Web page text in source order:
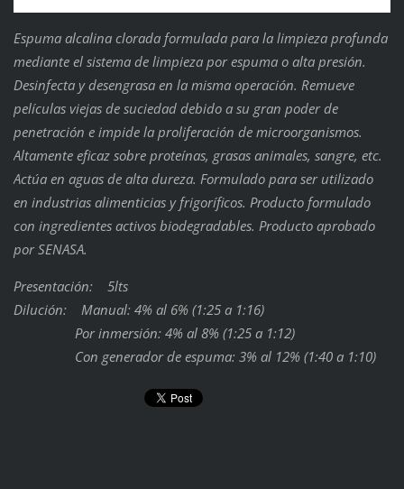
Espuma alcalina clorada formulada para la limpieza profunda
mediante el sistema de limpieza por espuma o alta presión.
Desinfecta y desengrasa en la misma operación. Remueve
películas viejas de suciedad debido a su gran poder de
penetración e impide la proliferación de microorganismos.
Altamente eficaz sobre proteínas, grasas animales, sangre, etc.
Actúa en aguas de alta dureza. Formulado para ser utilizado
en industrias alimenticias y frigoríficos. Producto formulado
con ingredientes activos biodegradables. Producto aprobado
por SENASA.
Presentación: 5lts
Dilución: Manual: 4% al 6% (1:25 a 1:16)
Por inmersión: 4% al 8% (1:25 a 1:12)
Con generador de espuma: 3% al 12% (1:40 a 1:10)